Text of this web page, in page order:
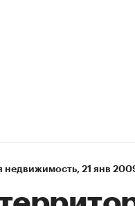
недвижимость⁠, 21 янв